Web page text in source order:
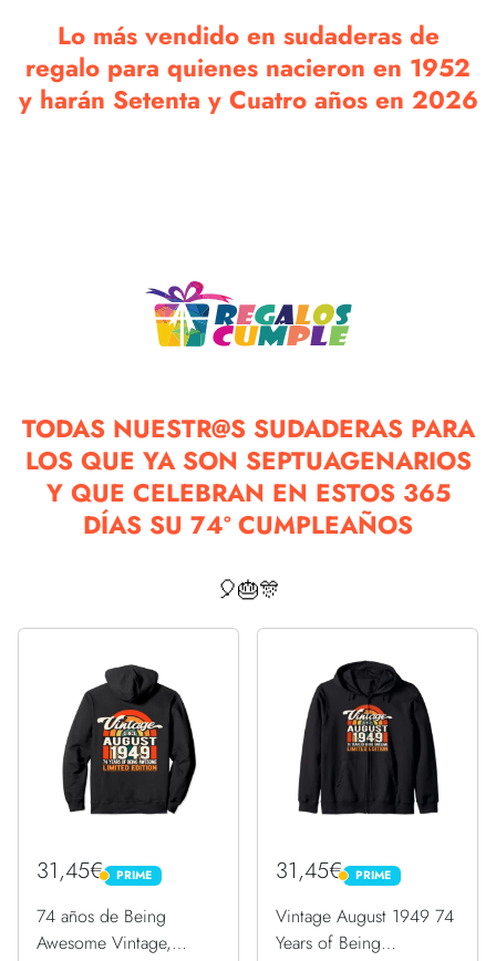
Lo más vendido en sudaderas de
regalo para quienes nacieron en 1952
y harán Setenta y Cuatro años en 2026
TODAS NUESTR@S SUDADERAS PARA
LOS QUE YA SON SEPTUAGENARIOS
Y QUE CELEBRAN EN ESTOS 365
DÍAS SU 74º CUMPLEAÑOS
🎈🎂🎊
31,45€ PRIME
PRIME
74 años de Being
Awesome Vintage,
31,45€ PRIME
PRIME
Vintage August 1949 74
Years of Being